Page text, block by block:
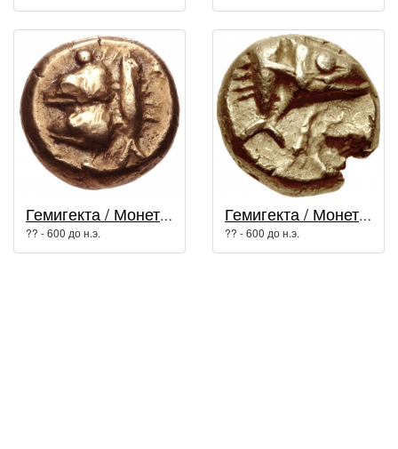
Гемигекта / Монеты древней Греции
?? - 600 до н.э.
Гемигекта / Монеты древней Греции
?? - 600 до н.э.